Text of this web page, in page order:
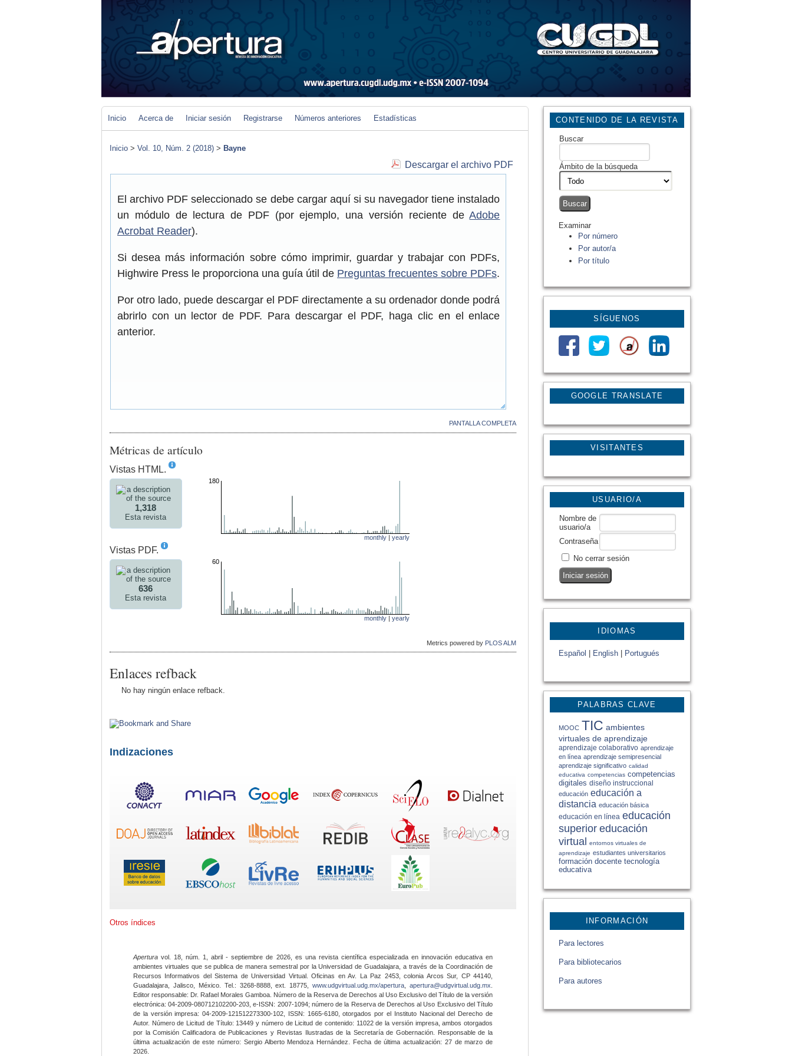
GOOGLE TRANSLATE
VISITANTES
CONTENIDO DE LA REVISTA
Buscar
Ámbito de la búsqueda
Examinar
Por número
Por autor/a
Por título
SÍGUENOS
USUARIO/A
Nombre de
usuario/a
Contraseña
No cerrar sesión
IDIOMAS
Español English Portugués
PALABRAS CLAVE
MOOC TIC ambientes
virtuales de aprendizaje
aprendizaje colaborativo aprendizaje
en línea aprendizaje semipresencial
aprendizaje significativo calidad
educativa competencias competencias
digitales diseño instruccional
educación educación a
distancia educación básica
educación en línea educación
superior educación
virtual entornos virtuales de
aprendizaje estudiantes universitarios
formación docente tecnología
educativa
INFORMACIÓN
Para lectores
Para bibliotecarios
Para autores
Inicio Acerca de Iniciar sesión Registrarse Números anteriores Estadísticas
Inicio > Vol. 10, Núm. 2 (2018) > Bayne
Descargar el archivo PDF
El archivo PDF seleccionado se debe cargar aquí si su navegador tiene instalado
un módulo de lectura de PDF (por ejemplo, una versión reciente deAdobe
Acrobat Reader).
Si desea más información sobre cómo imprimir, guardar y trabajar con PDFs,
Highwire Press le proporciona una guía útil de Preguntas frecuentes sobre PDFs.
Por otro lado, puede descargar el PDF directamente a su ordenador donde podrá
abrirlo con un lector de PDF. Para descargar el PDF, haga clic en el enlace
anterior.
PANTALLA COMPLETA
Métricas de artículo
Vistas HTML.
1,318
Esta revista
180
monthly| yearly
Vistas PDF.
636
Esta revista
60
monthly| yearly
Metrics powered by PLOS ALM
Enlaces refback
No hay ningún enlace refback.
Indizaciones
Otros índices
Apertura vol. 18, núm. 1, abril - septiembre de 2026, es una revista científica especializada en innovación educativa en
ambientes virtuales que se publica de manera semestral por la Universidad de Guadalajara, a través de la Coordinación de
Recursos Informativos del Sistema de Universidad Virtual. Oficinas en Av. La Paz 2453, colonia Arcos Sur, CP 44140,
Guadalajara, Jalisco, México. Tel.: 3268-8888, ext. 18775,www.udgvirtual.udg.mx/apertura apertura@udgvirtual.udg.mx
Editor responsable: Dr. Rafael Morales Gamboa. Número de la Reserva de Derechos al Uso Exclusivo del Título de la versión
electrónica: 04-2009-080712102200-203, e-ISSN: 2007-1094; número de la Reserva de Derechos al Uso Exclusivo del Título
de la versión impresa: 04-2009-121512273300-102, ISSN: 1665-6180, otorgados por el Instituto Nacional del Derecho de
Autor. Número de Licitud de Título: 13449 y número de Licitud de contenido: 11022 de la versión impresa, ambos otorgados
por la Comisión Calificadora de Publicaciones y Revistas Ilustradas de la Secretaría de Gobernación. Responsable de la
última actualización de este número: Sergio Alberto Mendoza Hernández. Fecha de última actualización: 27 de marzo de
2026.